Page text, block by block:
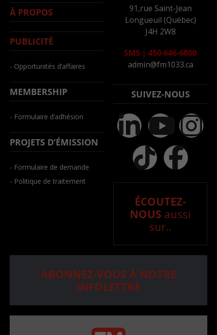
À PROPOS
PUBLICITÉ
- Opportunités d’affaires
MEMBERSHIP
- Formulaire d’adhésion
PROJETS D’ÉMISSION
- Formulaire de demande
- Politique de traitement
91,rue Saint-Jean
Longueuil (Québec)
J4H 2W8
SMS | 450-646-6800
admin@fm1033.ca
SUIVEZ-NOUS
ÉCOUTEZ-
NOUS aussi
sur..
ABONNEZ-VOUS À NOTRE
INFOLETTRE